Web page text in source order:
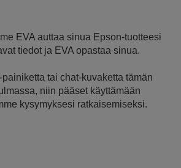
EVA auttaa sinua Epson-tuotteesi
tiedot ja EVA opastaa sinua.
tai chat-kuvaketta tämän
niin pääset käyttämään
kysymyksesi ratkaisemiseksi.